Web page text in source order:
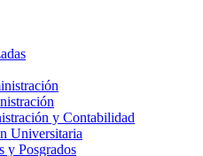
y Contabilidad
Universitaria
y Posgrados